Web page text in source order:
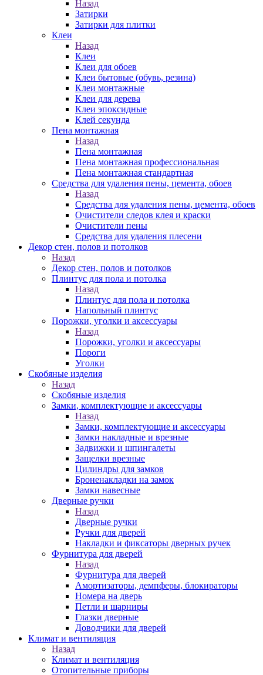
Назад
Затирки
Затирки для плитки
Клеи
Назад
Клеи
Клеи для обоев
Клеи бытовые (обувь, резина)
Клеи монтажные
Клеи для дерева
Клеи эпоксидные
Клей секунда
Пена монтажная
Назад
Пена монтажная
Пена монтажная профессиональная
Пена монтажная стандартная
Средства для удаления пены, цемента, обоев
Назад
Средства для удаления пены, цемента, обоев
Очистители следов клея и краски
Очистители пены
Средства для удаления плесени
Декор стен, полов и потолков
Назад
Декор стен, полов и потолков
Плинтус для пола и потолка
Назад
Плинтус для пола и потолка
Напольный плинтус
Порожки, уголки и аксессуары
Назад
Порожки, уголки и аксессуары
Пороги
Уголки
Скобяные изделия
Назад
Скобяные изделия
Замки, комплектующие и аксессуары
Назад
Замки, комплектующие и аксессуары
Замки накладные и врезные
Задвижки и шпингалеты
Защелки врезные
Цилиндры для замков
Броненакладки на замок
Замки навесные
Дверные ручки
Назад
Дверные ручки
Ручки для дверей
Накладки и фиксаторы дверных ручек
Фурнитура для дверей
Назад
Фурнитура для дверей
Амортизаторы, демпферы, блокираторы
Номера на дверь
Петли и шарниры
Глазки дверные
Доводчики для дверей
Климат и вентиляция
Назад
Климат и вентиляция
Отопительные приборы